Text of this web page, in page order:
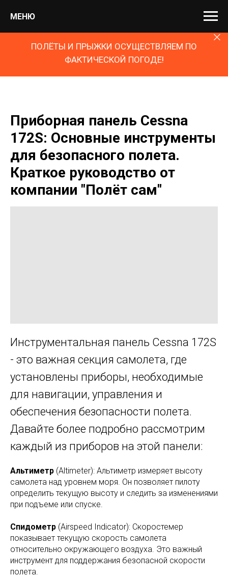
МЕНЮ
ПОЛЁТЫ И ПРЫЖКИ ОСУЩЕСТВЛЯЕМ ПО
ФАКТИЧЕСКОЙ ПОГОДЕ!
Приборная панель Cessna
172S: Основные инструменты
для безопасного полета.
Краткое руководство от
компании "Полёт сам"
Инструментальная панель Cessna 172S
- это важная секция самолета, где
установлены приборы, необходимые
для навигации, управления и
обеспечения безопасности полета.
Давайте более подробно рассмотрим
каждый из приборов на этой панели:
Альтиметр (Altimeter): Альтиметр измеряет высоту
самолета над уровнем моря. Он позволяет пилоту
определить текущую высоту и следить за изменениями
при подъеме или спуске.
Спидометр (Airspeed Indicator): Скоростемер
показывает текущую скорость самолета
относительно окружающего воздуха. Это важный
инструмент для поддержания безопасной скорости
полета.